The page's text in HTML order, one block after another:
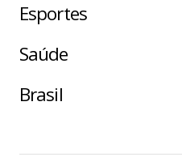
Esportes
Saúde
Brasil